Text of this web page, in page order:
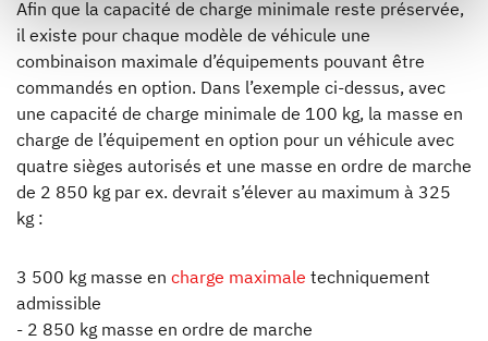
selected settings at any time as well as deselect or
change them later (such as by using the fingerprint button
at the bottom left of the website). You can find further
information in our Privacy Policy.
Afin que la capacité de charge minimale reste préservée,
il existe pour chaque modèle de véhicule une
combinaison maximale d’équipements pouvant être
commandés en option. Dans l’exemple ci-dessus, avec
une capacité de charge minimale de 100 kg, la masse en
charge de l’équipement en option pour un véhicule avec
quatre sièges autorisés et une masse en ordre de marche
de 2 850 kg par ex. devrait s’élever au maximum à 325
kg :
3 500 kg masse en charge maximale techniquement
admissible
- 2 850 kg masse en ordre de marche